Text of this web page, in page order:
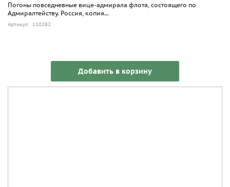
Погоны повседневные вице-адмирала флота, состоящего по
Адмиралтейству. Россия, копия...
Артикул: 110282
Добавить в корзину